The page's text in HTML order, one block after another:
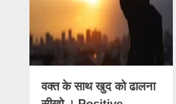
वक्त के साथ खुद को ढालना